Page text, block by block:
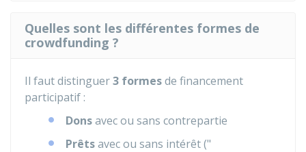
Quelles sont les différentes formes de
crowdfunding ?
Il faut distinguer3 formesde financement
participatif :
Donsavec ou sans contrepartie
Prêtsavec ou sans intérêt ("